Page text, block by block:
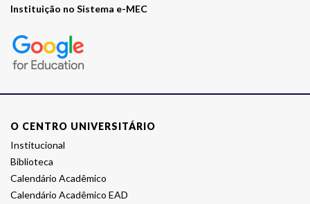
o
E-
MEC
da
Instituição no Sistema e-MEC
O CENTRO UNIVERSITÁRIO
Institucional
Biblioteca
Calendário Acadêmico
Calendário Acadêmico EAD